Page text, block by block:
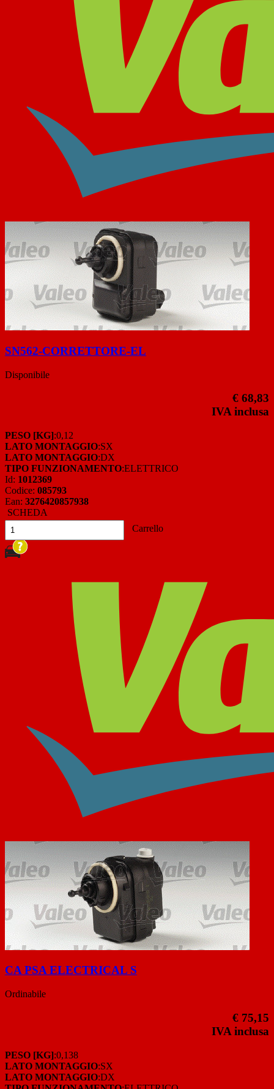
SN562-CORRETTORE-EL
Disponibile
€ 68,83
IVA inclusa
PESO [KG]:0,12
LATO MONTAGGIO:SX
LATO MONTAGGIO:DX
TIPO FUNZIONAMENTO:ELETTRICO
Id: 1012369
Codice: 085793
Ean: 3276420857938
SCHEDA
Carrello
CA PSA ELECTRICAL S
Ordinabile
€ 75,15
IVA inclusa
PESO [KG]:0,138
LATO MONTAGGIO:SX
LATO MONTAGGIO:DX